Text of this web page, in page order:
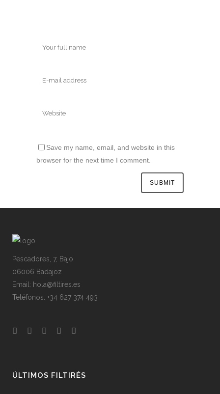
Save my name, email, and website in this
browser for the next time I comment.
Pescadores, 7, Bajo
06006 Badajoz
Email: hola@filtires.es
Teléfonos: +34 627 374 493
ÚLTIMOS FILTIRÉS